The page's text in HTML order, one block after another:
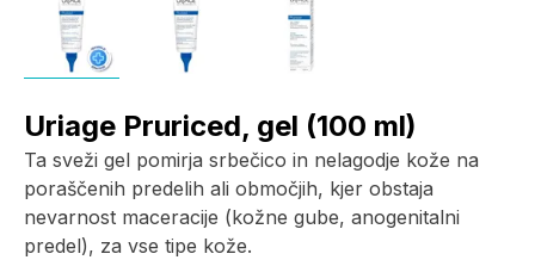
Uriage Pruriced, gel (100 ml)
Ta sveži gel pomirja srbečico in nelagodje kože na
poraščenih predelih ali območjih, kjer obstaja
nevarnost maceracije (kožne gube, anogenitalni
predel), za vse tipe kože.